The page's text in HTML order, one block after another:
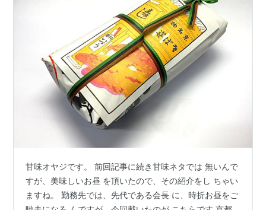
甘味オヤジです。 前回記事に続き甘味ネタでは 無いんで
すが、美味しいお昼 を頂いたので、その紹介をし ちゃい
ますね。 勤務先では、先代である会長 に、時折お昼をご